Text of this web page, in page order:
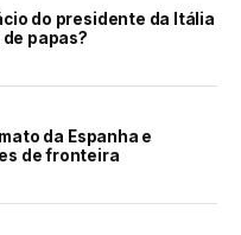
do presidente da Itália
papas?
da Espanha e
de fronteira